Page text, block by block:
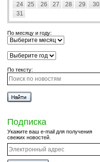
24
25 26 27 28 29
30
31
По месяцу и году:
По тексту:
Подписка
Укажите ваш e-mail для получения
свежих новостей.